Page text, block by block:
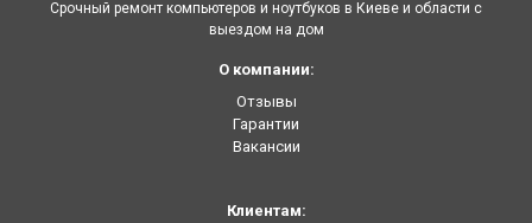
Срочный ремонт компьютеров и ноутбуков в Киеве и области с
выездом на дом
О компании:
Отзывы
Гарантии
Вакансии
Клиентам: